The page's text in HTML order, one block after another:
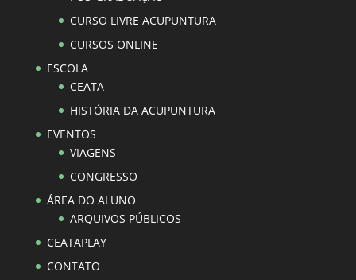
CURSO LIVRE ACUPUNTURA
CURSOS ONLINE
ESCOLA
CEATA
HISTÓRIA DA ACUPUNTURA
EVENTOS
VIAGENS
CONGRESSO
ÁREA DO ALUNO
ARQUIVOS PÚBLICOS
CEATAPLAY
CONTATO